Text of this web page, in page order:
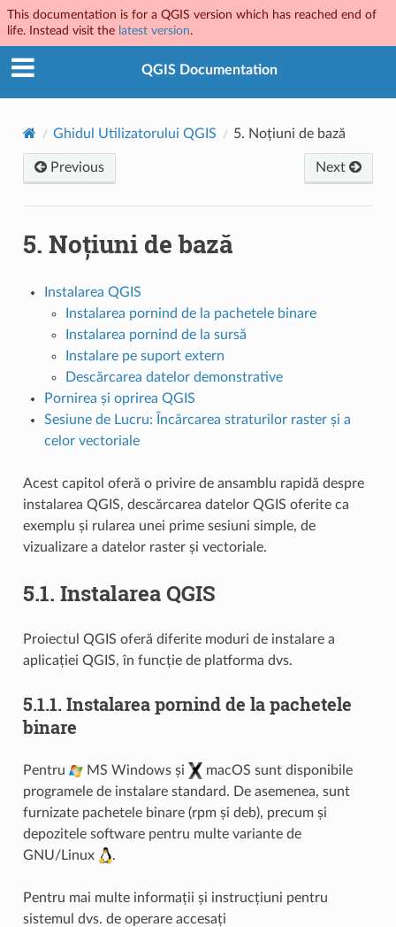
This documentation is for a QGIS version which has reached end of
life. Instead visit the latest version.
QGIS Documentation
Ghidul Utilizatorului QGIS 5. Noțiuni de bază
Previous Next
5. Noțiuni de bază
Instalarea QGIS
Instalarea pornind de la pachetele binare
Instalarea pornind de la sursă
Instalare pe suport extern
Descărcarea datelor demonstrative
Pornirea și oprirea QGIS
Sesiune de Lucru: Încărcarea straturilor raster și a
celor vectoriale
Acest capitol oferă o privire de ansamblu rapidă despre
instalarea QGIS, descărcarea datelor QGIS oferite ca
exemplu și rularea unei prime sesiuni simple, de
vizualizare a datelor raster și vectoriale.
5.1. Instalarea QGIS
Proiectul QGIS oferă diferite moduri de instalare a
aplicației QGIS, în funcție de platforma dvs.
5.1.1. Instalarea pornind de la pachetele
binare
Pentru MS Windows și
macOS sunt disponibile
programele de instalare standard. De asemenea, sunt
furnizate pachetele binare (rpm și deb), precum și
depozitele software pentru multe variante de
GNU/Linux
.
Pentru mai multe informații și instrucțiuni pentru
sistemul dvs. de operare accesați